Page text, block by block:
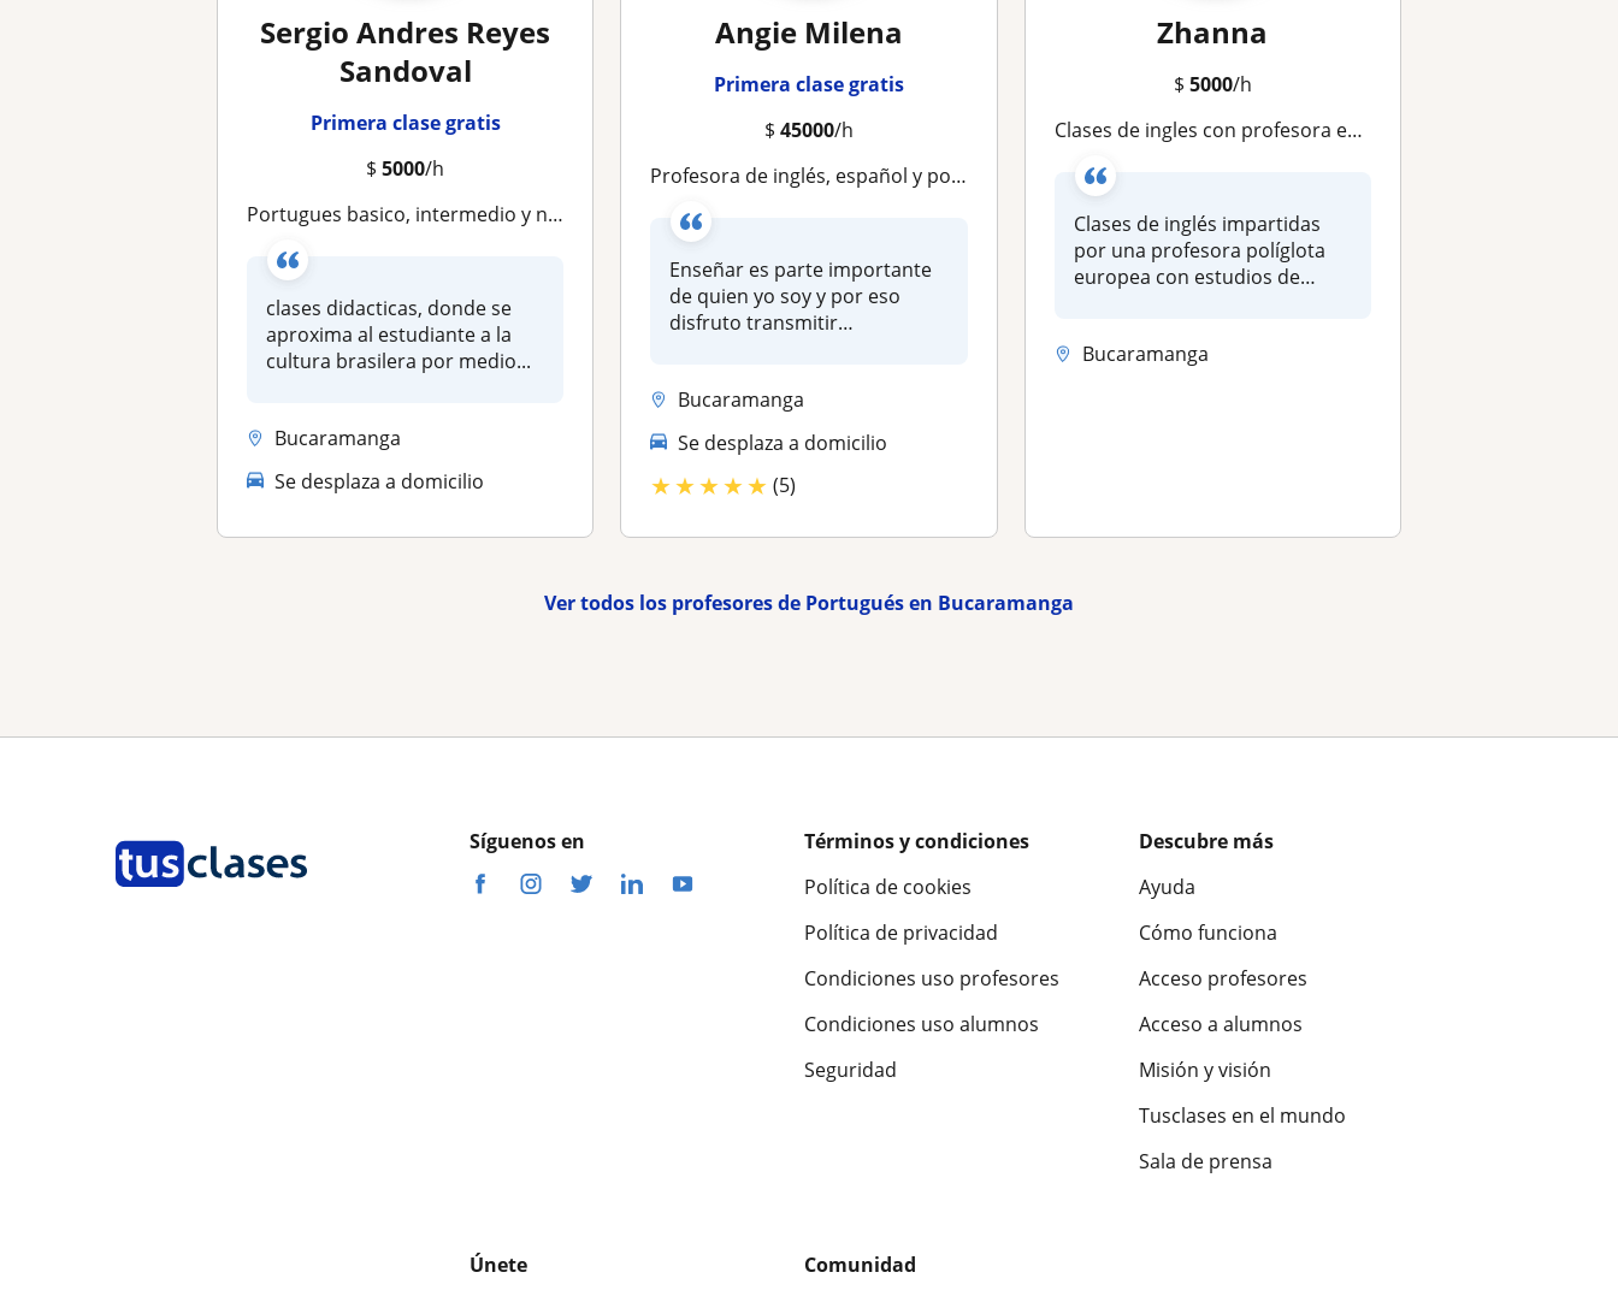
Sergio Andres Reyes
Sandoval
Primera clase gratis
$5000/h
portugues basico, intermedio y nativo para estrangeros
clases didacticas, donde se
aproxima al estudiante a la
cultura brasilera por medio...
Bucaramanga
Se desplaza a domicilio
Angie Milena
Primera clase gratis
$ 45000/h
Profesora de inglés, español y portugués para niños, jóvenes y adultos en cualquier nivel
Enseñar es parte importante
de quien yo soy y por eso
disfruto transmitir
Bucaramanga
Se desplaza a domicilio
★★★★★ (5)
Zhanna
$ 5000/h
Clases de ingles con profesora europea con estudios de doctorado en pedagogía (inglés, alemán, francés, italiano, portugués, ruso
Clases de inglés impartidas
por una profesora políglota
europea con estudios de
Bucaramanga
Ver todos los profesores de Portugués en Bucaramanga
Síguenos en
Términos y condiciones
Política de cookies
Política de privacidad
Condiciones uso profesores
Condiciones uso alumnos
Seguridad
Descubre más
Ayuda
Cómo funciona
Acceso profesores
Acceso a alumnos
Misión y visión
Tusclases en el mundo
Sala de prensa
Únete Comunidad